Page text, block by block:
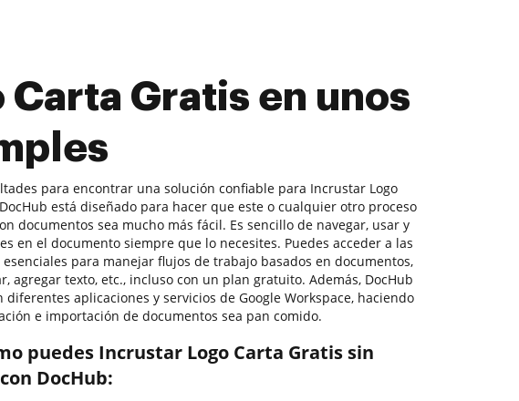
Gratis en unos
para encontrar una solución confiable para Incrustar Logo
está diseñado para hacer que este o cualquier otro proceso
documentos sea mucho más fácil. Es sencillo de navegar, usar y
en el documento siempre que lo necesites. Puedes acceder a las
para manejar flujos de trabajo basados en documentos,
agregar texto, etc., incluso con un plan gratuito. Además, DocHub
diferentes aplicaciones y servicios de Google Workspace, haciendo
e importación de documentos sea pan comido.
puedes Incrustar Logo Carta Gratis sin
DocHub: